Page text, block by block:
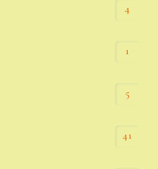
4
1
5
41